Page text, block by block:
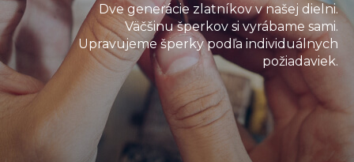
Dve generácie zlatníkov v našej dielni.
Väčšinu šperkov si vyrábame sami.
Upravujeme šperky podľa individuálnych
požiadaviek.